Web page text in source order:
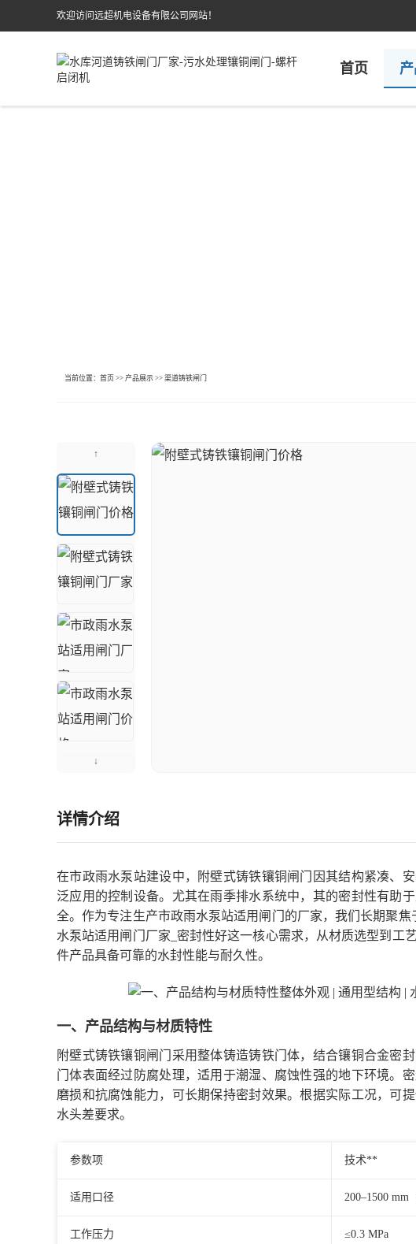
欢迎访问远超机电设备有限公司网站！
首页
当前位置： 首页 >> 产品展示 >> 渠道铸铁闸门
详情介绍
在市政雨水泵站建设中，附壁式铸铁镶铜闸门因其结构紧凑、
泛应用的控制设备。尤其在雨季排水系统中，其的密封性有助
全。作为专注生产市政雨水泵站适用闸门的厂家，我们长期聚
水泵站适用闸门厂家_密封性好这一核心需求，从材质选型到工
件产品具备可靠的水封性能与耐久性。
一、产品结构与材质特性
附壁式铸铁镶铜闸门采用整体铸造铸铁门体，结合镶铜合金密
门体表面经过防腐处理，适用于潮湿、腐蚀性强的地下环境。
磨损和抗腐蚀能力，可长期保持密封效果。根据实际工况，可
水头差要求。
参数项 技术**
适用口径 200–1500 mm
工作压力 ≤0.3 MPa